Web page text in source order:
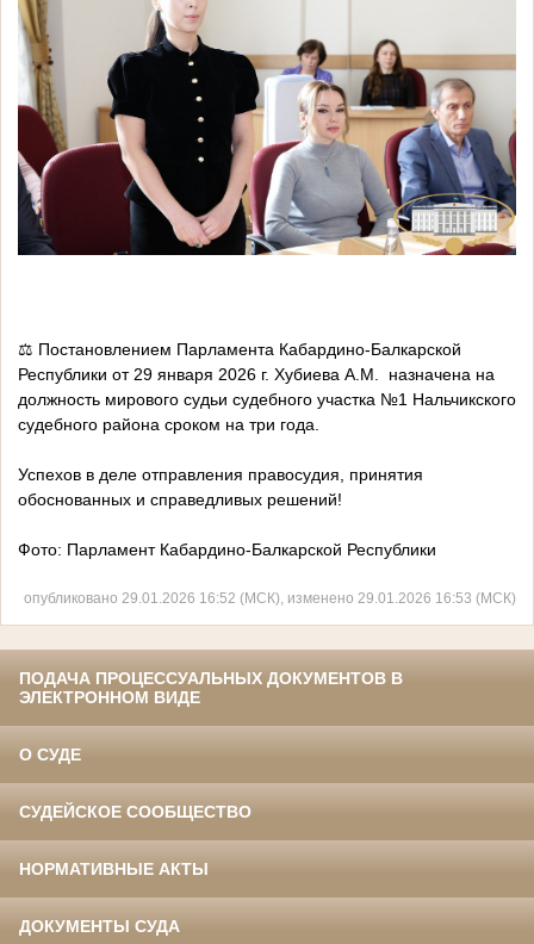
⚖️ Постановлением Парламента Кабардино-Балкарской
Республики от 29 января 2026 г. Хубиева А.М. назначена на
должность мирового судьи судебного участка №1 Нальчикского
судебного района сроком на три года.
Успехов в деле отправления правосудия, принятия
обоснованных и справедливых решений!
Фото: Парламент Кабардино-Балкарской Республики
опубликовано 29.01.2026 16:52 (МСК), изменено 29.01.2026 16:53 (МСК)
ПОДАЧА ПРОЦЕССУАЛЬНЫХ ДОКУМЕНТОВ В
ЭЛЕКТРОННОМ ВИДЕ
О СУДЕ
СУДЕЙСКОЕ СООБЩЕСТВО
НОРМАТИВНЫЕ АКТЫ
ДОКУМЕНТЫ СУДА